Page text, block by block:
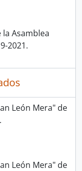
Asamblea
2021.
León Mera" de
León Mera" de